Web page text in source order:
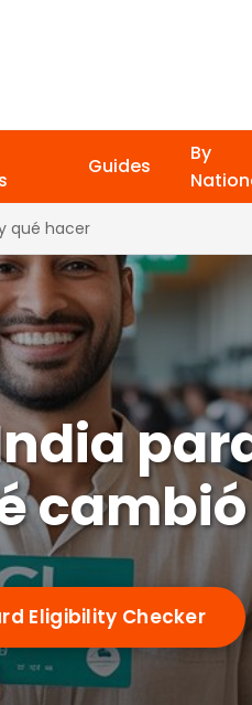
Guides
By
qué hacer
Eligibility Checker